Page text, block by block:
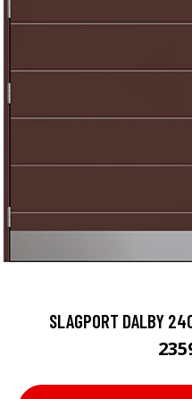
SLAGPORT DALBY